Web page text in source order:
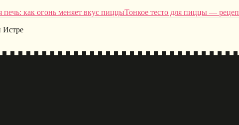
печь: как огонь меняет вкус пиццыТонкое тесто для пиццы —
Истре